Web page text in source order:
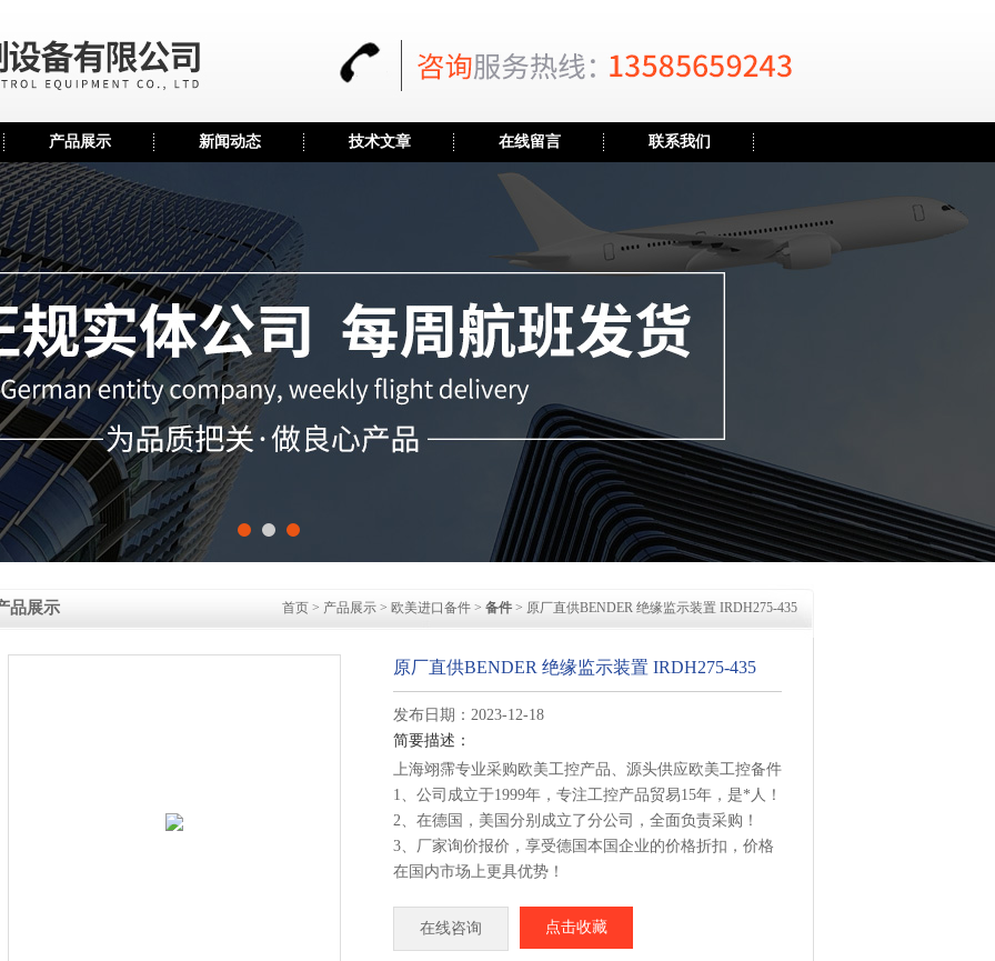
产品展示 新闻动态 技术文章 在线留言 联系我们
品展示 首页 > 产品展示 > 欧美进口备件 > 备件 > 原厂直供BENDER 绝缘监示装置 IRDH275-435
原厂直供BENDER 绝缘监示装置 IRDH275-435
发布日期：2023-12-18
简要描述：
上海翊霈专业采购欧美工控产品、源头供应欧美工控备件
1、公司成立于1999年，专注工控产品贸易15年，是*人！
2、在德国，美国分别成立了分公司，全面负责采购！
3、厂家询价报价，享受德国本国企业的价格折扣，价格
在国内市场上更具优势！
部发货！
原厂直供BENDER 绝缘监示装置 IRDH275-435
在线咨询 点击收藏